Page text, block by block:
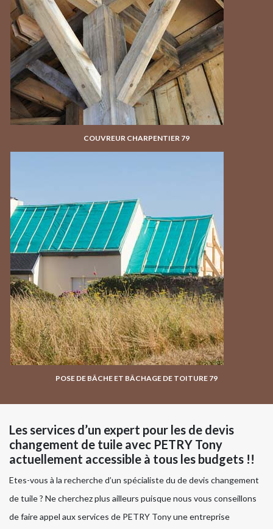
COUVREUR CHARPENTIER 79
POSE DE BÂCHE ET BÂCHAGE DE TOITURE 79
Les services d’un expert pour les de devis
changement de tuile avec PETRY Tony
actuellement accessible à tous les budgets !!
Etes-vous à la recherche d’un spécialiste du de devis changement
de tuile ? Ne cherchez plus ailleurs puisque nous vous conseillons
de faire appel aux services de PETRY Tony une entreprise